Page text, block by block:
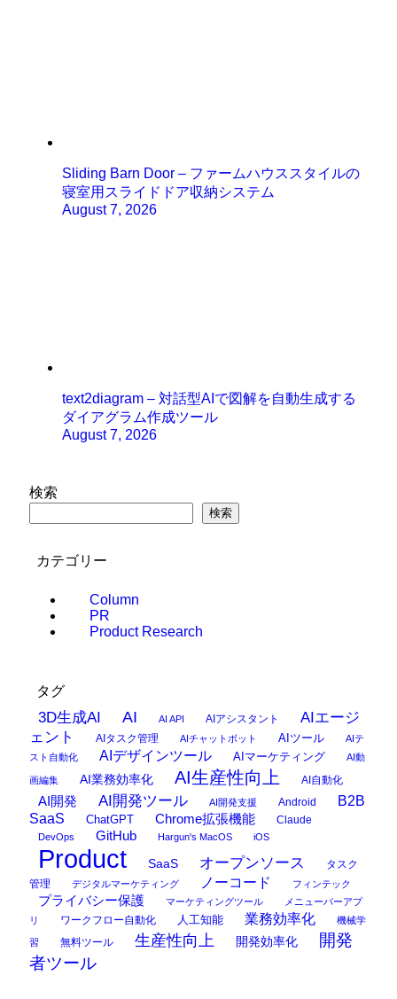
Sliding Barn Door – ファームハウススタイルの
寝室用スライドドア収納システム
August 7, 2026
text2diagram – 対話型AIで図解を自動生成する
ダイアグラム作成ツール
August 7, 2026
検索
検索
カテゴリー
Column
PR
Product Research
タグ
3D生成AI AI AI API AIアシスタント
AIエージ
ェント
AIタスク管理 AIチャットボット AIツール
AIテ
スト自動化
AIデザインツール AIマーケティング AI動
画編集 AI業務効率化 AI生産性向上 AI自動化
AI開発 AI開発ツール AI開発支援 Android
B2B
SaaS
ChatGPT Chrome拡張機能 Claude
DevOps GitHub Hargun's MacOS iOS
Product SaaS オープンソース
タスク
管理
デジタルマーケティング ノーコード フィンテック
プライバシー保護 マーケティングツール
メニューバーアプ
リ
ワークフロー自動化 人工知能 業務効率化 機械学
習 無料ツール 生産性向上 開発効率化
開発
者ツール